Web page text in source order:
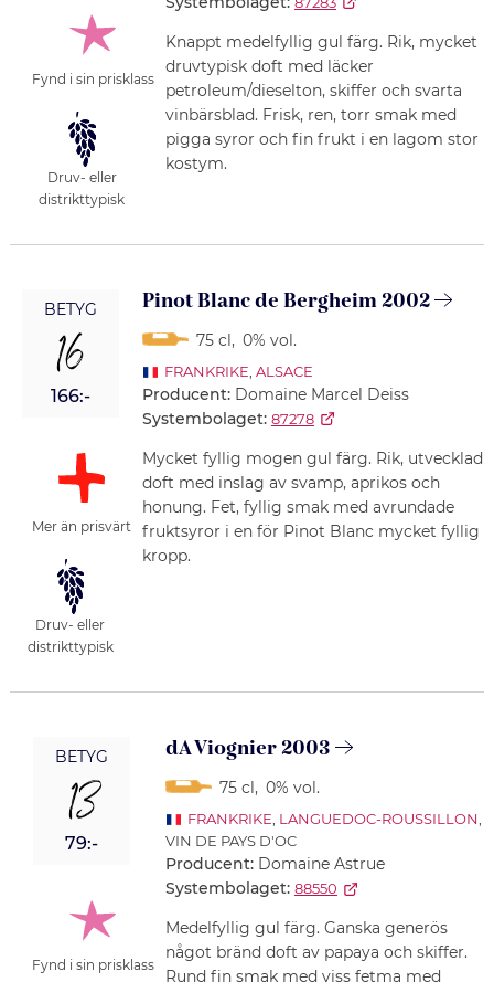
Fynd i sin prisklass
Druv- eller
distrikttypisk
Knappt medelfyllig gul färg. Rik, mycket
druvtypisk doft med läcker
petroleum/dieselton, skiffer och svarta
vinbärsblad. Frisk, ren, torr smak med
pigga syror och fin frukt i en lagom stor
kostym.
BETYG
16
166:-
Mer än prisvärt
Druv- eller
distrikttypisk
Pinot Blanc de Bergheim 2002
75 cl, 0% vol.
FRANKRIKE ALSACE
Producent: Domaine Marcel Deiss
Systembolaget: 87278
Mycket fyllig mogen gul färg. Rik, utvecklad
doft med inslag av svamp, aprikos och
honung. Fet, fyllig smak med avrundade
fruktsyror i en för Pinot Blanc mycket fyllig
kropp.
BETYG
13
79:-
Fynd i sin prisklass
dA Viognier 2003
75 cl, 0% vol.
FRANKRIKE LANGUEDOC-ROUSSILLON
VIN DE PAYS D'OC
Producent: Domaine Astrue
Systembolaget: 88550
Medelfyllig gul färg. Ganska generös
något bränd doft av papaya och skiffer.
Rund fin smak med viss fetma med